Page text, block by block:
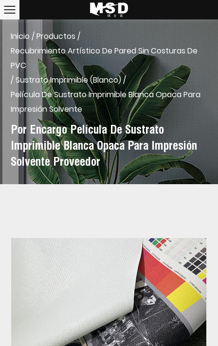
Inicio /Productos /
Recubrimiento Artístico De Pared Sin Costuras De
PVC
/Sustrato Imprimible (blanco)/
Película De Sustrato Imprimible Blanca Opaca Para
Impresión Solvente
Por Encargo Película De Sustrato
Imprimible Blanca Opaca Para Impresión
Solvente Proveedor